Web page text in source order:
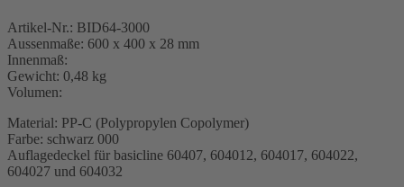
Artikel-Nr.: BID64-3000
Aussenmaße: 600 x 400 x 28 mm
Innenmaß:
Gewicht: 0,48 kg
Volumen:
Material: PP-C (Polypropylen Copolymer)
Farbe: schwarz 000
Auflagedeckel für basicline 60407, 604012, 604017, 604022,
604027 und 604032